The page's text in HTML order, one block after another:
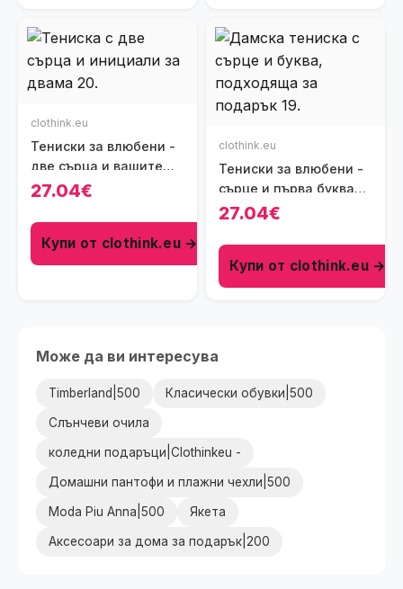
clothink.eu
Тениски за влюбени -
две сърца и вашите
инициали
27.04€
Купи от clothink.eu →
clothink.eu
Тениски за влюбени -
сърце и първа буква
на любимият човек
27.04€
Купи от clothink.eu →
Може да ви интересува
Timberland|500 Класически обувки|500
Слънчеви очила
коледни подаръци|Clothinkeu -
Домашни пантофи и плажни чехли|500
Moda Piu Anna|500 Якета
Аксесоари за дома за подарък|200